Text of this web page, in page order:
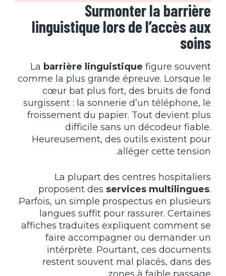
Surmonter la barrière
linguistique lors de l’accès aux
soins
La barrière linguistique figure souvent
comme la plus grande épreuve. Lorsque le
cœur bat plus fort, des bruits de fond
surgissent : la sonnerie d’un téléphone, le
froissement du papier. Tout devient plus
difficile sans un décodeur fiable.
Heureusement, des outils existent pour
alléger cette tension.
La plupart des centres hospitaliers
proposent des services multilingues.
Parfois, un simple prospectus en plusieurs
langues suffit pour rassurer. Certaines
affiches traduites expliquent comment se
faire accompagner ou demander un
intérprète. Pourtant, ces documents
restent souvent mal placés, dans des